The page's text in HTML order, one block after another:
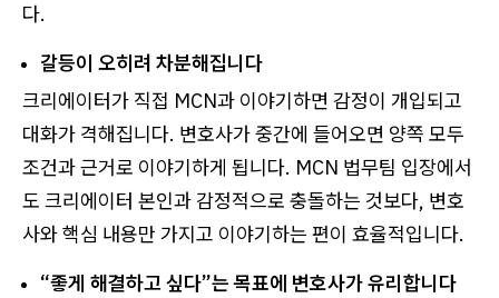
다.
갈등이 오히려 차분해집니다
크리에이터가 직접 MCN과 이야기하면 감정이 개입되고
대화가 격해집니다. 변호사가 중간에 들어오면 양쪽 모두
조건과 근거로 이야기하게 됩니다. MCN 법무팀 입장에서
도 크리에이터 본인과 감정적으로 충돌하는 것보다, 변호
사와 핵심 내용만 가지고 이야기하는 편이 효율적입니다.
“좋게 해결하고 싶다”는 목표에 변호사가 유리합니다